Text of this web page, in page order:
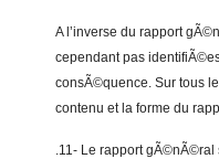
A l’inverse du rapport
cependant pas
consÃ©quence. Sur tous
contenu et la forme du
.11- Le rapport gÃ©nÃ©ral